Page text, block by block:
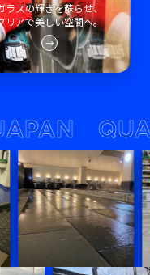
ラスの輝きを蘇らせ、
リアで美しい空間へ。
→